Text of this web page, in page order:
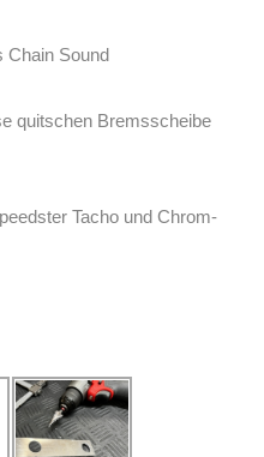
Chain Sound
quitschen Bremsscheibe
Tacho und Chrom-